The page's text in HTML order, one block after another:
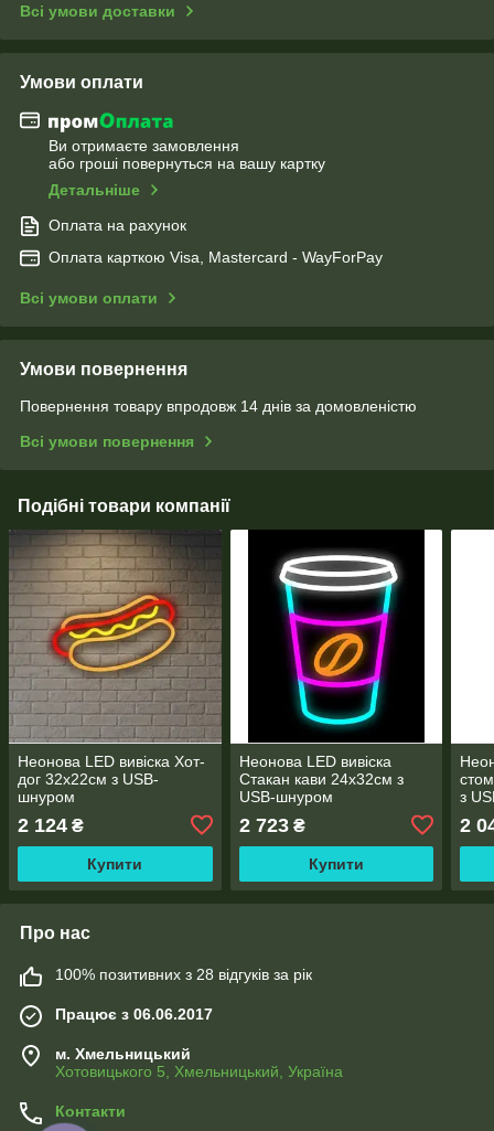
Всі умови доставки
Умови оплати
Ви отримаєте замовлення
або гроші повернуться на вашу картку
Детальніше
Оплата на рахунок
Оплата карткою Visa, Mastercard - WayForPay
Всі умови оплати
Умови повернення
Повернення товару впродовж 14 днів за домовленістю
Всі умови повернення
Подібні товари компанії
Неонова LED вивіска Хот-
дог 32х22см з USB-
шнуром
2 124 ₴
Купити
Неонова LED вивіска
Стакан кави 24х32см з
USB-шнуром
2 723₴
Купити
з
2
Про нас
100% позитивних з 28 відгуків за рік
Працює з 06.06.2017
м. Хмельницький
Хотовицького 5, Хмельницький, Україна
Контакти